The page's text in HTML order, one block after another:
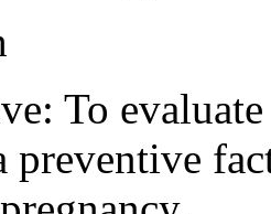
To
preventive